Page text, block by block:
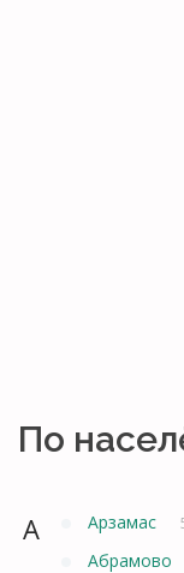
По
А Арзамас
Абрамово